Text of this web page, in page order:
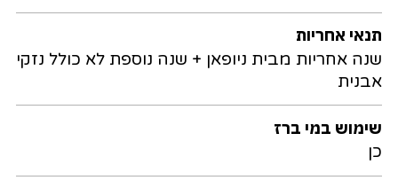
תנאי אחריות
שנה אחריות מבית ניופאן + שנה נוספת לא כולל נזקי
אבנית
שימוש במי ברז
כן